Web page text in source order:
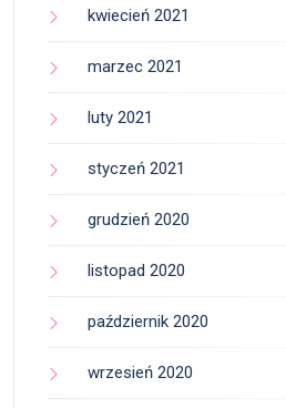
kwiecień 2021
marzec 2021
luty 2021
styczeń 2021
grudzień 2020
listopad 2020
październik 2020
wrzesień 2020